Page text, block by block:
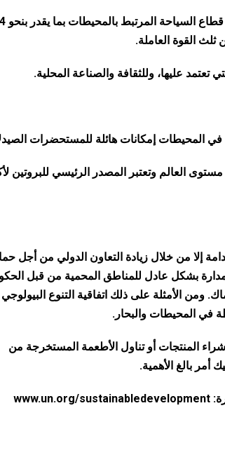
تشكل المناطق
ثلث القوة العاملة.
تعتمد عليها، وللثقافة والصناعة المحلية.
في المحيطات إمكانات هائلة للمستحضرات
57 مليون فرصة عمل على مستوى العالم وتعتبر المصدر الرئيسي
إلا من خلال زيادة التعاون الدولي من أجل
بشكل عادل للمناطق المحمية من قبل
الأمثلة على ذلك اتفاقية التنوع
المنتجات أو تناول الأطعمة المستخرجة من
أمر بالغ الأهمية.
www.un.org/sustainabledevelopment